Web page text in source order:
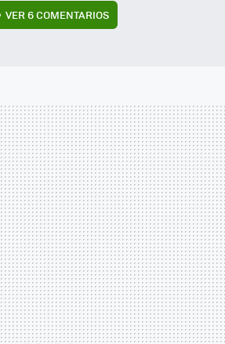
VER 6 COMENTARIOS